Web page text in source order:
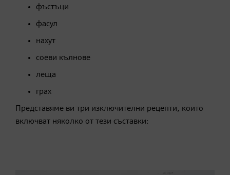
фъстъци
фасул
нахут
соеви кълнове
леща
грах
Представяме ви три изключителни рецепти, които
включват няколко от тези съставки: